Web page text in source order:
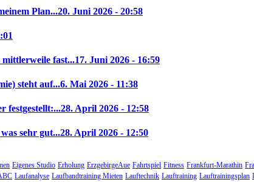
Plan...20. Juni 2026 - 20:58
mittlerweile fast...17. Juni 2026 - 16:59
steht auf...6. Mai 2026 - 11:38
festgestellt:...28. April 2026 - 12:58
sehr gut...28. April 2026 - 12:50
Eigenes Studio Erholung ErzgebirgeAue Fahrtspiel Fitness Frankfurt-Marathin
Laufanalyse Laufbandtraining Mieten Lauftechnik Lauftraining Lauftrainingsplan